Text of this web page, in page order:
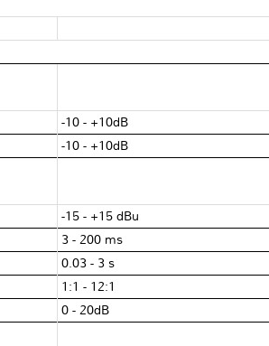
-10 - +10dB
-10 - +10dB
-15 - +15 dBu
3 - 200 ms
0.03 - 3 s
1:1 - 12:1
0 - 20dB